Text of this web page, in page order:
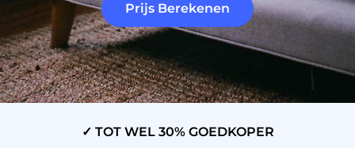
Prijs Berekenen
✓ TOT WEL 30% GOEDKOPER